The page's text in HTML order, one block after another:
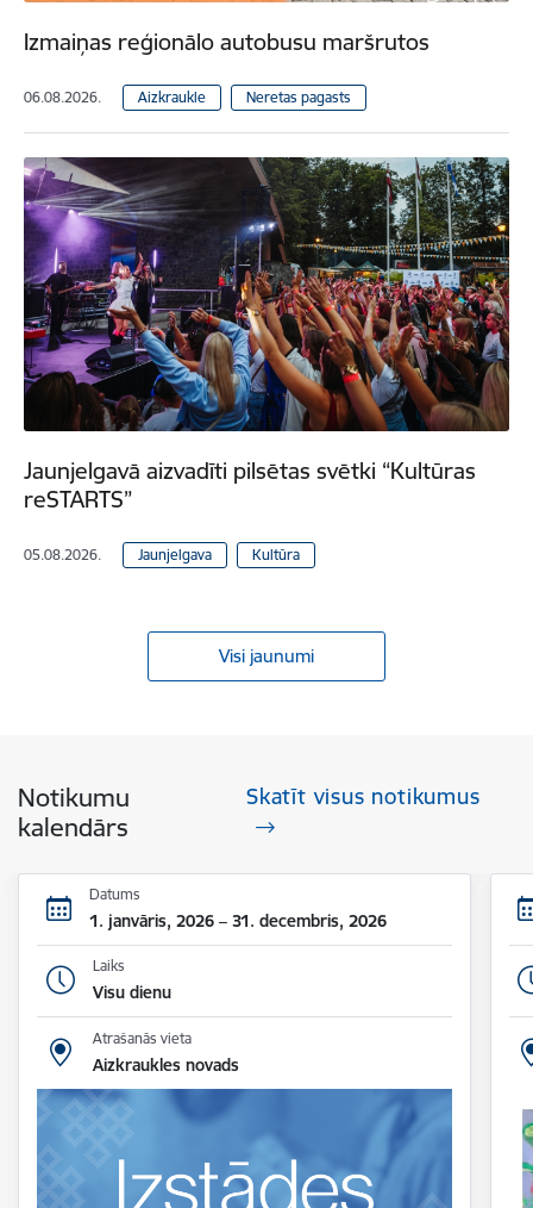
Izmaiņas reģionālo autobusu maršrutos
06.08.2026. Aizkraukle Neretas pagasts
Jaunjelgavā aizvadīti pilsētas svētki “Kultūras
reSTARTS”
05.08.2026. Jaunjelgava Kultūra
Visi jaunumi
Notikumu
kalendārs
Skatīt visus notikumus
Datums
1. janvāris, 2026 – 31. decembris, 2026
Laiks
Visu dienu
Atrašanās vieta
Aizkraukles novads